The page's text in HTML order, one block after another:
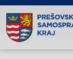
Doména psk.sk je
Toto je oficiálna